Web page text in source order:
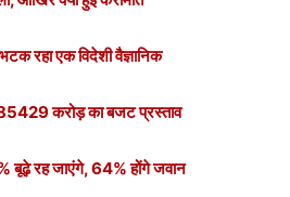
रहा एक विदेशी वैज्ञानिक
करोड़ का बजट प्रस्ताव
बूढ़े रह जाएंगे, 64% होंगे जवान